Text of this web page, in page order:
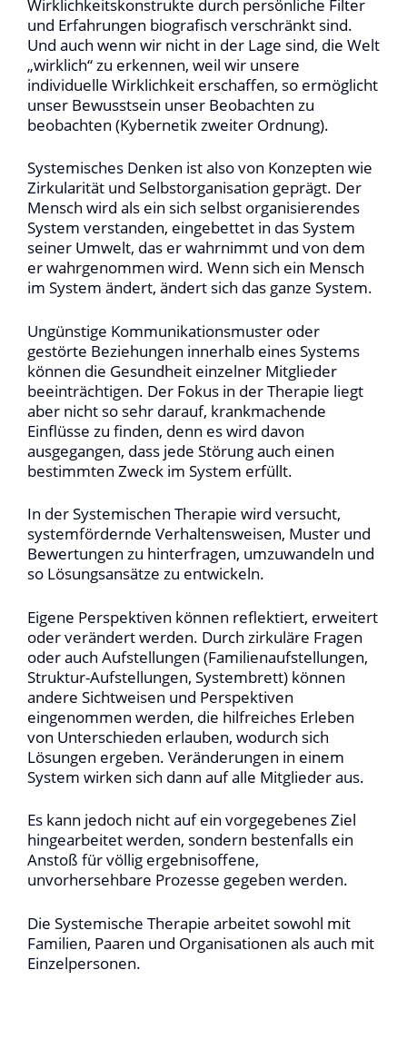
Wirklichkeitskonstrukte durch persönliche Filter
und Erfahrungen biografisch verschränkt sind.
Und auch wenn wir nicht in der Lage sind, die Welt
„wirklich“ zu erkennen, weil wir unsere
individuelle Wirklichkeit erschaffen, so ermöglicht
unser Bewusstsein unser Beobachten zu
beobachten (Kybernetik zweiter Ordnung).
Systemisches Denken ist also von Konzepten wie
Zirkularität und Selbstorganisation geprägt. Der
Mensch wird als ein sich selbst organisierendes
System verstanden, eingebettet in das System
seiner Umwelt, das er wahrnimmt und von dem
er wahrgenommen wird. Wenn sich ein Mensch
im System ändert, ändert sich das ganze System.
Ungünstige Kommunikationsmuster oder
gestörte Beziehungen innerhalb eines Systems
können die Gesundheit einzelner Mitglieder
beeinträchtigen. Der Fokus in der Therapie liegt
aber nicht so sehr darauf, krankmachende
Einflüsse zu finden, denn es wird davon
ausgegangen, dass jede Störung auch einen
bestimmten Zweck im System erfüllt.
In der Systemischen Therapie wird versucht,
systemfördernde Verhaltensweisen, Muster und
Bewertungen zu hinterfragen, umzuwandeln und
so Lösungsansätze zu entwickeln.
Eigene Perspektiven können reflektiert, erweitert
oder verändert werden. Durch zirkuläre Fragen
oder auch Aufstellungen (Familienaufstellungen,
Struktur-Aufstellungen, Systembrett) können
andere Sichtweisen und Perspektiven
eingenommen werden, die hilfreiches Erleben
von Unterschieden erlauben, wodurch sich
Lösungen ergeben. Veränderungen in einem
System wirken sich dann auf alle Mitglieder aus.
Es kann jedoch nicht auf ein vorgegebenes Ziel
hingearbeitet werden, sondern bestenfalls ein
Anstoß für völlig ergebnisoffene,
unvorhersehbare Prozesse gegeben werden.
Die Systemische Therapie arbeitet sowohl mit
Familien, Paaren und Organisationen als auch mit
Einzelpersonen.